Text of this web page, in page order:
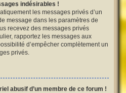
indésirables !
les messages privés d’un
message dans les paramètres de
recevez des messages privés
rapportez les messages aux
d’empêcher complètement un
privés.
abusif d’un membre de ce forum !